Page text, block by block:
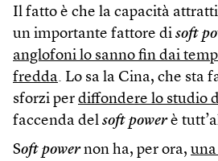
Il fatto è che la capacità
un importante fattore di soft
anglofoni lo sanno fin dai
fredda. Lo sa la Cina, che sta
sforzi per diffondere lo studio
faccenda del soft powerè
Soft powernon ha, per ora,